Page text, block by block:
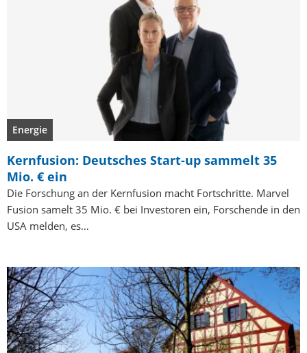
Energie
Kernfusion: Deutsches Start-up sammelt 35
Mio. € ein
Die Forschung an der Kernfusion macht Fortschritte. Marvel
Fusion samelt 35 Mio. € bei Investoren ein, Forschende in den
USA melden, es…